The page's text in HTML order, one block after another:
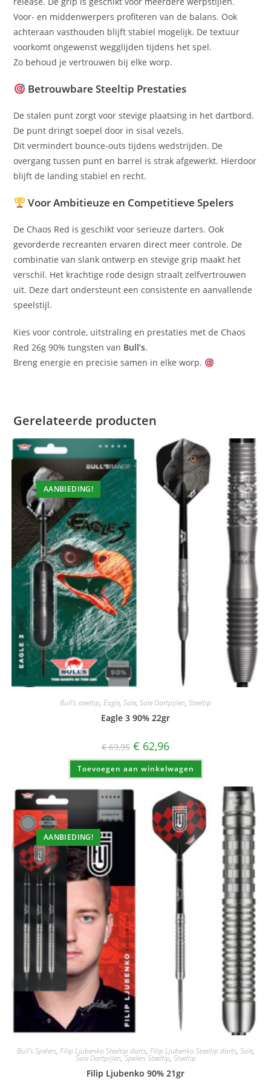
Voor- en middenwerpers profiteren van de balans. Ook
achteraan vasthouden blijft stabiel mogelijk. De textuur
voorkomt ongewenst wegglijden tijdens het spel.
Zo behoud je vertrouwen bij elke worp.
Betrouwbare Steeltip Prestaties
De stalen punt zorgt voor stevige plaatsing in het dartbord.
De punt dringt soepel door in sisal vezels.
Dit vermindert bounce-outs tijdens wedstrijden. De
overgang tussen punt en barrel is strak afgewerkt. Hierdoor
blijft de landing stabiel en recht.
Voor Ambitieuze en Competitieve Spelers
De Chaos Red is geschikt voor serieuze darters. Ook
gevorderde recreanten ervaren direct meer controle. De
combinatie van slank ontwerp en stevige grip maakt het
verschil. Het krachtige rode design straalt zelfvertrouwen
uit. Deze dart ondersteunt een consistente en aanvallende
speelstijl.
Kies voor controle, uitstraling en prestaties met de Chaos
Red 26g 90% tungsten van Bull’s.
Breng energie en precisie samen in elke worp.
Gerelateerde producten
AANBIEDING!
Bull's steeltip, Eagle, Sale, Sale Dartpijlen, Steeltip
Eagle 3 90% 22gr
€69,95 Oorspronkelijke
prijs
was:
€ 69,95.
€ 62,96Huidige
prijs
is:
€ 62,96.
Toevoegen aan winkelwagen
AANBIEDING!
Bull's Spelers, Filip Ljubenko Steeltip darts, Filip Ljubenko Steeltip darts, Sale,
Sale Dartpijlen,Spelers Steeltip, Steeltip
Filip Ljubenko 90% 21gr